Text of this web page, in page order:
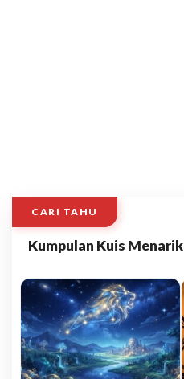
CARI TAHU
Kumpulan Kuis Menarik